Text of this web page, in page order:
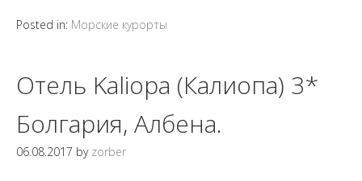
Posted in: Морские курорты
Отель Kaliopa (Калиопа) 3*
Болгария, Албена.
06.08.2017 by zorber